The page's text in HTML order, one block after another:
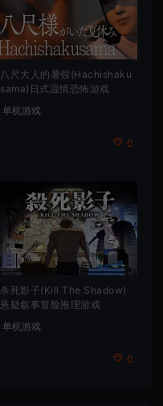
八尺大人的暑假(Hachishaku
sama)日式温情恐怖游戏
单机游戏
0
杀死影子(Kill The Shadow)
悬疑叙事冒险推理游戏
单机游戏
0